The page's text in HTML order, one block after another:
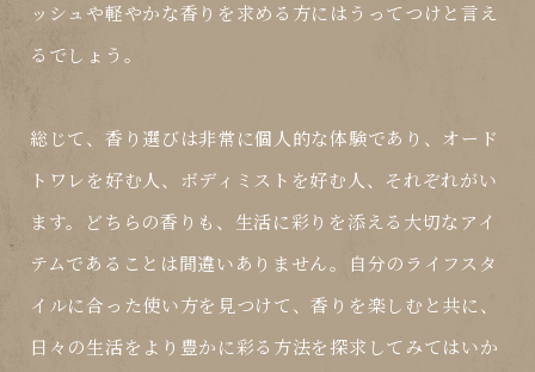
ッシュや軽やかな香りを求める方にはうってつけと言え
るでしょう。
総じて、香り選びは非常に個人的な体験であり、オード
トワレを好む人、ボディミストを好む人、それぞれがい
ます。どちらの香りも、生活に彩りを添える大切なアイ
テムであることは間違いありません。自分のライフスタ
イルに合った使い方を見つけて、香りを楽しむと共に、
日々の生活をより豊かに彩る方法を探求してみてはいか